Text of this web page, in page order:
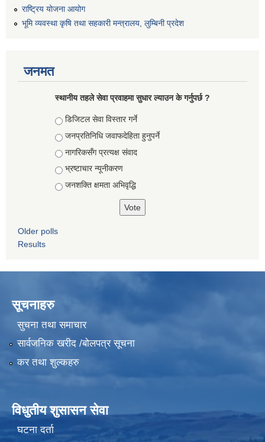
राष्ट्रिय योजना आयोग
भूमि व्यवस्था कृषि तथा सहकारी मन्त्रालय, लुम्बिनी प्रदेश
जनमत
स्थानीय तहले सेवा प्रवाहमा सुधार ल्याउन के गर्नुपर्छ ?
Choices
डिजिटल सेवा विस्तार गर्ने
जनप्रतिनिधि जवाफदेहिता हुनुपर्ने
नागरिकसँग प्रत्यक्ष संवाद
भ्रष्टाचार न्यूनीकरण
जनशक्ति क्षमता अभिवृद्धि
Older polls
Results
सूचनाहरु
सुचना तथा समाचार
सार्वजनिक खरीद /बोलपत्र सूचना
कर तथा शुल्कहरु
विधुतीय शुसासन सेवा
घटना दर्ता